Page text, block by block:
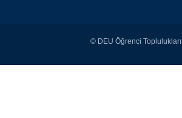
© DEU Öğrenci Toplulukları